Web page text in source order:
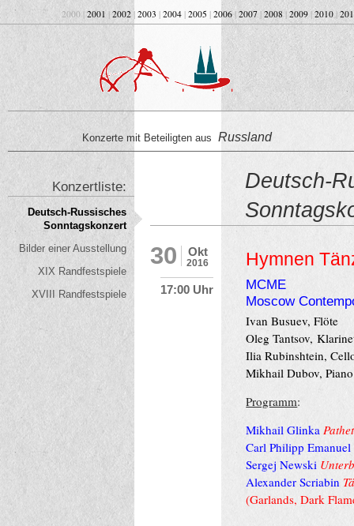
2000 |2001 | 2002 | 2003 | 2004 | 2005 | 2006| 2007 | 2008 | 2009 | 2010|
Konzerte mit Beteiligten aus Russland
Deutsch-
Okt
2016
30
17:00 Uhr
Hymnen
MCME
Moscow
Ivan Busuev, Flöte
Oleg Tantsov,
Ilia Rubinshtein,
Mikhail Dubov, Piano
Programm:
Mikhail Glinka
Carl Philipp Emanuel
Sergej Newski
Alexander Scriabin
(Garlands, Dark
Konzertliste:
Deutsch-Russisches
Sonntagskonzert
Bilder einer Ausstellung
XIX Randfestspiele
XVIII Randfestspiele